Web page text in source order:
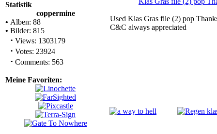
Statistik
coppermine
• Alben: 88
• Bilder: 815
· Views: 1303179
· Votes: 23924
· Comments: 563
Meine Favoriten:
Used Klas Gras file (2) pop
C&C always appreciated